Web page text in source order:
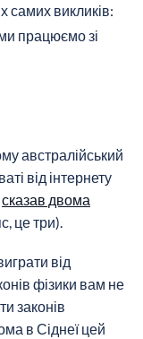
самих викликів:
працюємо зі
австралійський
від інтернету
сказав двома
це три).
від
фізики вам не
законів
в Сіднеї цей